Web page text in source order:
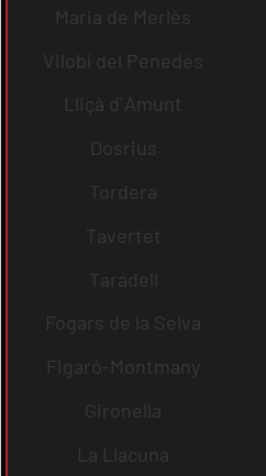
Maria de Merlès
Vilobí del Penedès
Lliçà d´Amunt
Dosrius
Tordera
Tavertet
Taradell
Fogars de la Selva
Figaró-Montmany
Gironella
La Llacuna